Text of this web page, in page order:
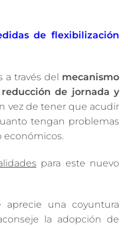
de flexibilización
a través del mecanismo
de jornada y
vez de tener que acudir
tengan problemas
económicos.
para este nuevo
aprecie una coyuntura
la adopción de